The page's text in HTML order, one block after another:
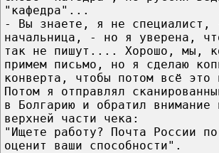
"кафедра"...
- Вы знаете, я не специалист,
начальница, - но я уверена,
так не пишут.... Хорошо, мы,
примем письмо, но я сделаю
конверта, чтобы потом всё это
Потом я отправлял
в Болгарию и обратил внимание
верхней части чека:
"Ищете работу? Почта России
оценит ваши способности".